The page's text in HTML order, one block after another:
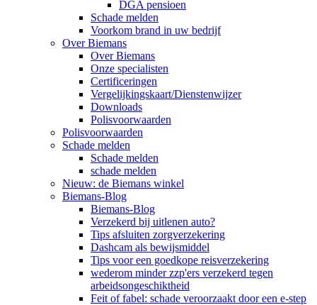
DGA pensioen
Schade melden
Voorkom brand in uw bedrijf
Over Biemans
Over Biemans
Onze specialisten
Certificeringen
Vergelijkingskaart/Dienstenwijzer
Downloads
Polisvoorwaarden
Polisvoorwaarden
Schade melden
Schade melden
schade melden
Nieuw: de Biemans winkel
Biemans-Blog
Biemans-Blog
Verzekerd bij uitlenen auto?
Tips afsluiten zorgverzekering
Dashcam als bewijsmiddel
Tips voor een goedkope reisverzekering
wederom minder zzp'ers verzekerd tegen
arbeidsongeschiktheid
Feit of fabel: schade veroorzaakt door een e-step